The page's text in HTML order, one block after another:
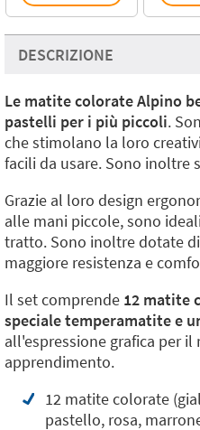
DESCRIZIONE
Le matite colorate Alpino
pastelli per i più piccoli.
che stimolano la loro
facili da usare. Sono inoltre
Grazie al loro design
alle mani piccole, sono
tratto. Sono inoltre dotate
maggiore resistenza e
Il set comprende 12 matite
speciale temperamatite e
all'espressione grafica per
apprendimento.
12 matite colorate
pastello, rosa,